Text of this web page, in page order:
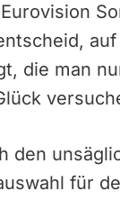
die man
den
für